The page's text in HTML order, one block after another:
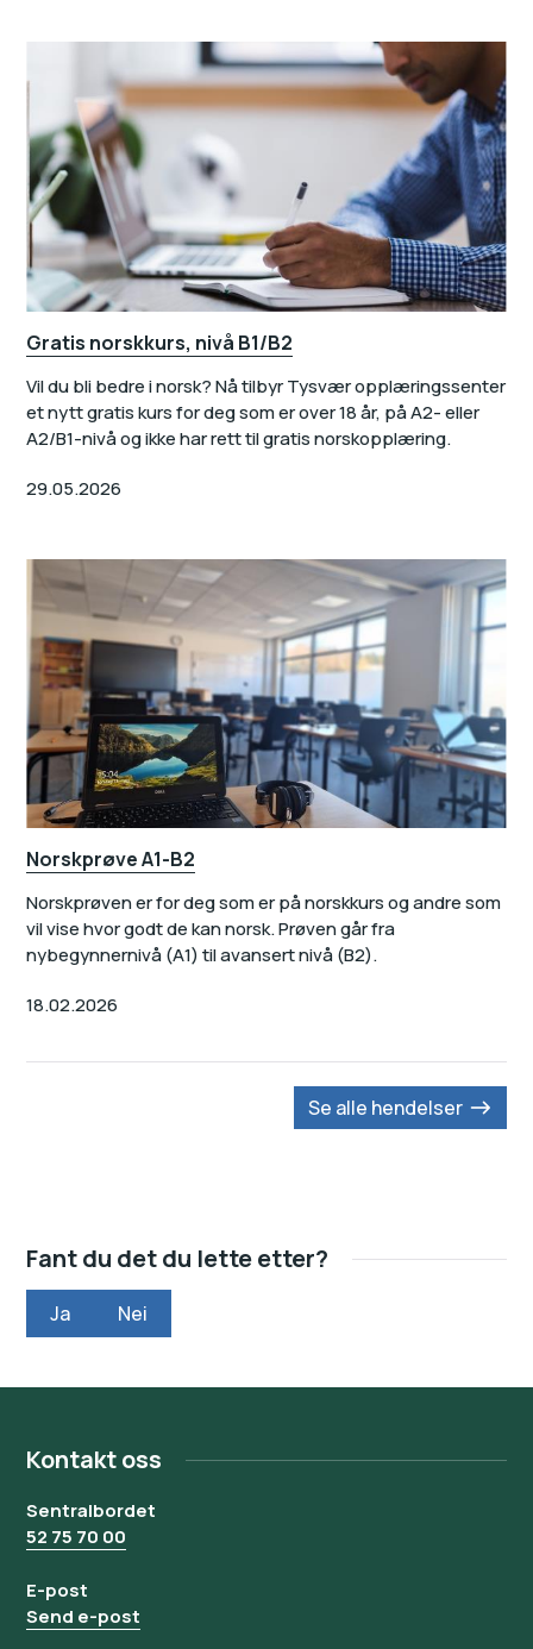
29.05.2026
Gratis norskkurs, nivå B1/B2
Vil du bli bedre i norsk? Nå tilbyr Tysvær opplæringssenter
et nytt gratis kurs for deg som er over 18 år, på A2- eller
A2/B1-nivå og ikke har rett til gratis norskopplæring.
18.02.2026
Norskprøve A1-B2
Norskprøven er for deg som er på norskkurs og andre som
vil vise hvor godt de kan norsk. Prøven går fra
nybegynnernivå (A1) til avansert nivå (B2).
Se alle hendelser
Fant du det du lette etter?
Ja Nei
Kontakt oss
Sentralbordet
52 75 70 00
E-post
Send e-post